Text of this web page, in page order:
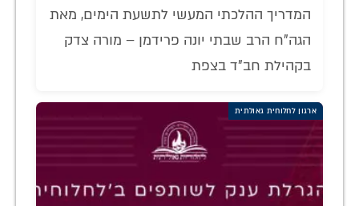
המדריך ההלכתי המעשי לתשעת הימים, מאת
הגה"ח הרב שבתי יונה פרידמן – מורה צדק
בקהילת חב"ד בצפת
ארגון לחלוחית גאולתית